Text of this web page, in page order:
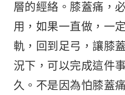
層的經絡。膝蓋痛，
用，如果一直做，一
軌，回到足弓，讓膝
況下，可以完成這件
久。不是因為怕膝蓋